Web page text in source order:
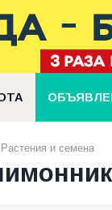
Растения и семена